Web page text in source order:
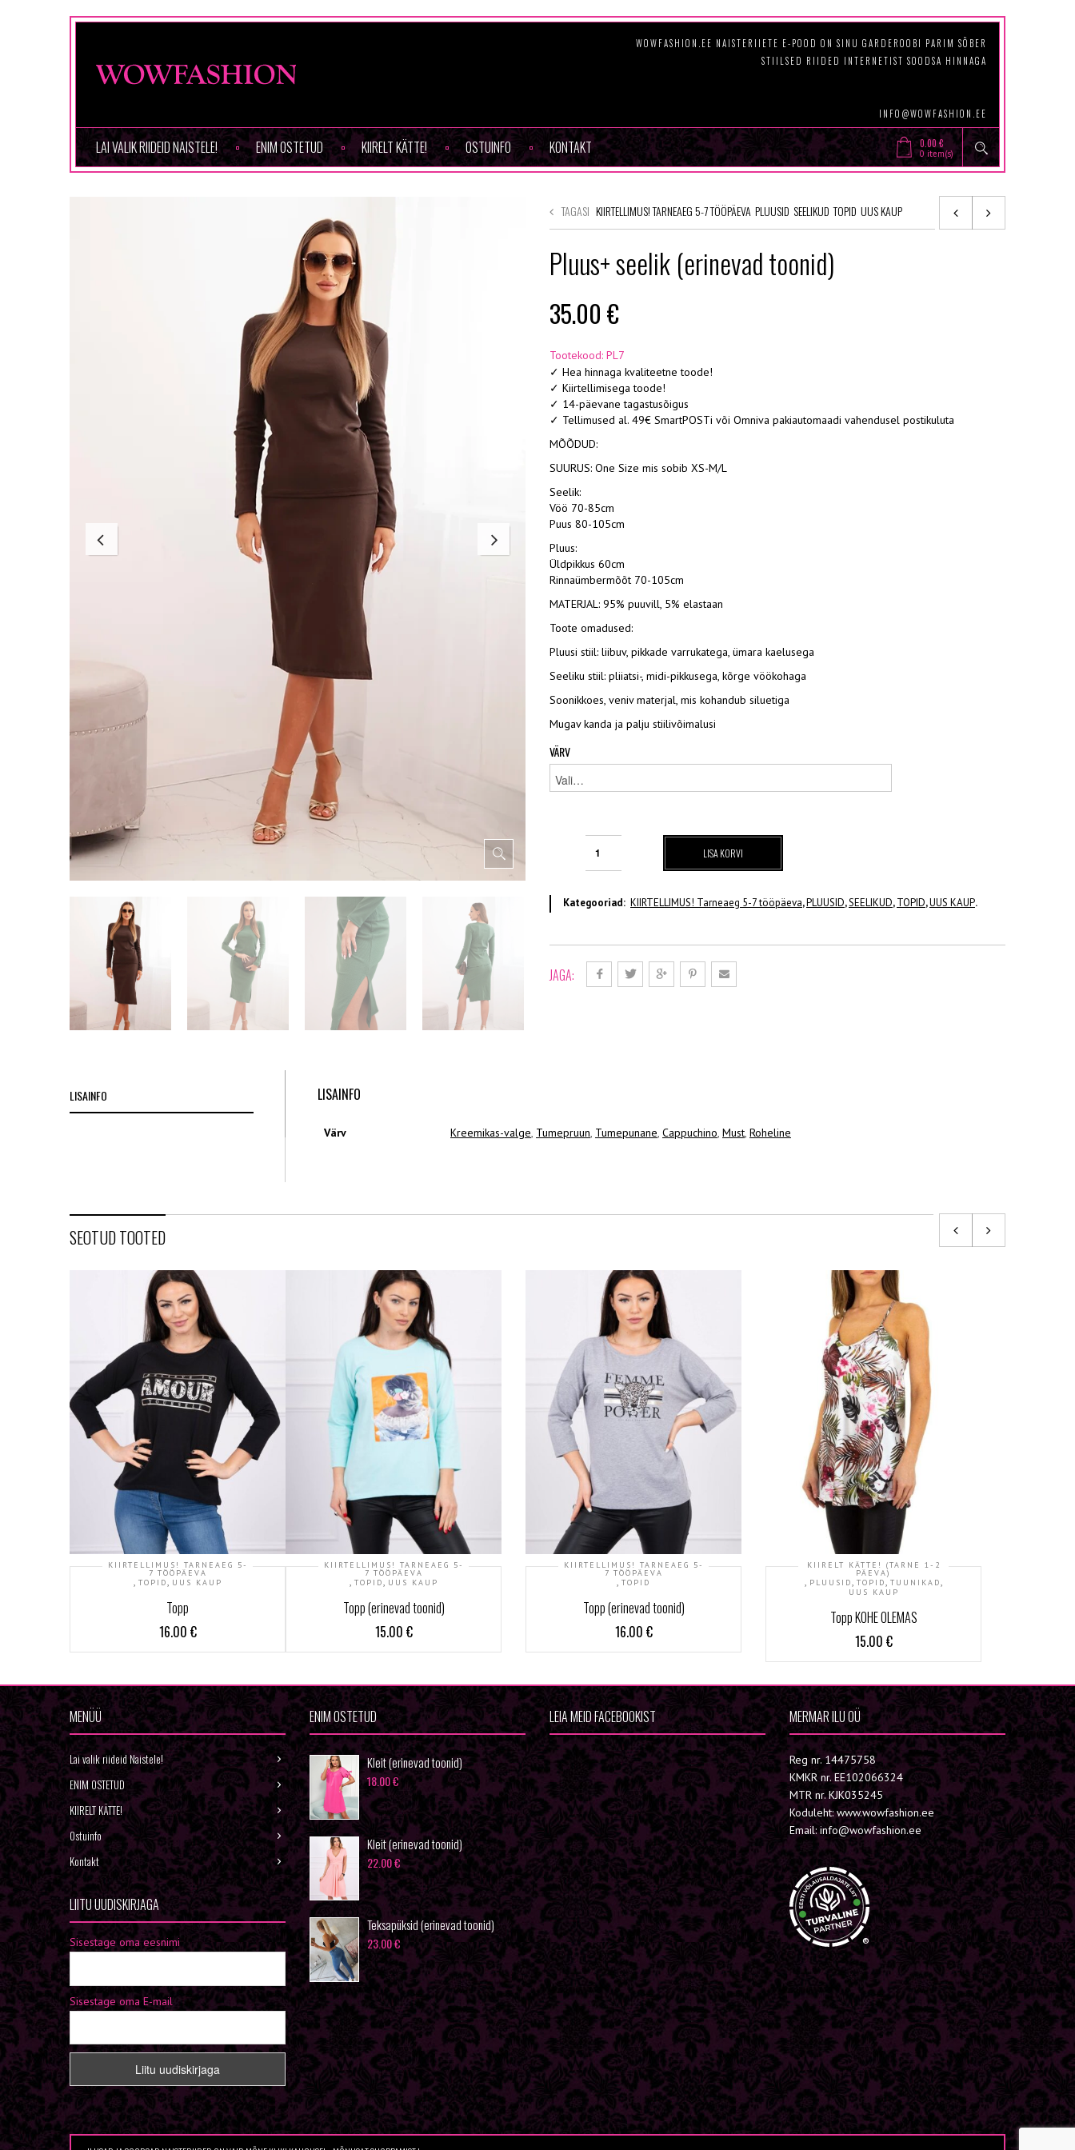
WOWFASHION.EE NAISTERIIETE E-POOD ON SINU GARDEROOBI PARIM SÕBER
STIILSED RIIDED INTERNETIST SOODSA HINNAGA
INFO@WOWFASHION.EE
0.00€
0 item(s)
LAI VALIK RIIDEID NAISTELE! ENIM OSTETUD KIIRELT KÄTTE! OSTUINFO KONTAKT
TAGASI KIIRTELLIMUS! TARNEAEG 5-7 TÖÖPÄEVA PLUUSID SEELIKUD TOPID UUS KAUP
Pluus+ seelik (erinevad toonid)
35.00 €
Tootekood: PL7
✓ Hea hinnaga kvaliteetne toode!
✓ Kiirtellimisega toode!
✓ 14-päevane tagastusõigus
✓ Tellimused al. 49€ SmartPOSTi või Omniva pakiautomaadi vahendusel postikuluta
MÕÕDUD:
SUURUS: One Size mis sobib XS-M/L
Seelik:
Vöö 70-85cm
Puus 80-105cm
Pluus:
Üldpikkus 60cm
Rinnaümbermõõt 70-105cm
MATERJAL: 95% puuvill, 5% elastaan
Toote omadused:
Pluusi stiil: liibuv, pikkade varrukatega, ümara kaelusega
Seeliku stiil: pliiatsi-, midi-pikkusega, kõrge vöökohaga
Soonikkoes, veniv materjal, mis kohandub siluetiga
Mugav kanda ja palju stiilivõimalusi
VÄRV
(erinevad
kogus
LISA KORVI
Kategooriad: KIIRTELLIMUS! Tarneaeg 5-7 tööpäeva,PLUUSID,SEELIKUD,TOPID,UUS KAUP.
JAGA:
LISAINFO LISAINFO
Värv Kreemikas-valge, Tumepruun, Tumepunane, Cappuchino, Must, Roheline
SEOTUD TOOTED
KIIRTELLIMUS! TARNEAEG 5-
7 TÖÖPÄEVA
, TOPID, UUS KAUP
Topp
16.00 €
KIIRTELLIMUS! TARNEAEG 5-
7 TÖÖPÄEVA
, TOPID, UUS KAUP
Topp (erinevad toonid)
15.00 €
KIIRTELLIMUS! TARNEAEG 5-
7 TÖÖPÄEVA
, TOPID
Topp (erinevad toonid)
16.00 €
KIIRELT KÄTTE! (TARNE 1-2
PÄEVA)
, PLUUSID, TOPID,TUUNIKAD,
UUS KAUP
Topp KOHE OLEMAS
15.00 €
MENÜÜ
Lai valik riideid Naistele!
ENIM OSTETUD
KIIRELT KÄTTE!
Ostuinfo
Kontakt
LIITU UUDISKIRJAGA
Sisestage oma eesnimi
Sisestage oma E-mail
ENIM OSTETUD
Kleit (erinevad toonid)
18.00€
Kleit (erinevad toonid)
22.00€
Teksapüksid (erinevad toonid)
23.00€
LEIA MEID FACEBOOKIST
Wowfashion
MERMAR ILU OÜ
Reg nr. 14475758
KMKR nr. EE102066324
MTR nr. KJK035245
Koduleht: www.wowfashion.ee
Email: info@wowfashion.ee
®